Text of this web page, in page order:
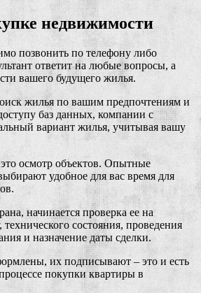
недвижимости
позвонить по телефону либо
ответит на любые вопросы, а
вашего будущего жилья.
жилья по вашим предпочтениям и
баз данных, компании с
вариант жилья, учитывая вашу
осмотр объектов. Опытные
удобное для вас время для
начинается проверка ее на
состояния, проведения
и назначение даты сделки.
их подписывают – это и есть
покупки квартиры в